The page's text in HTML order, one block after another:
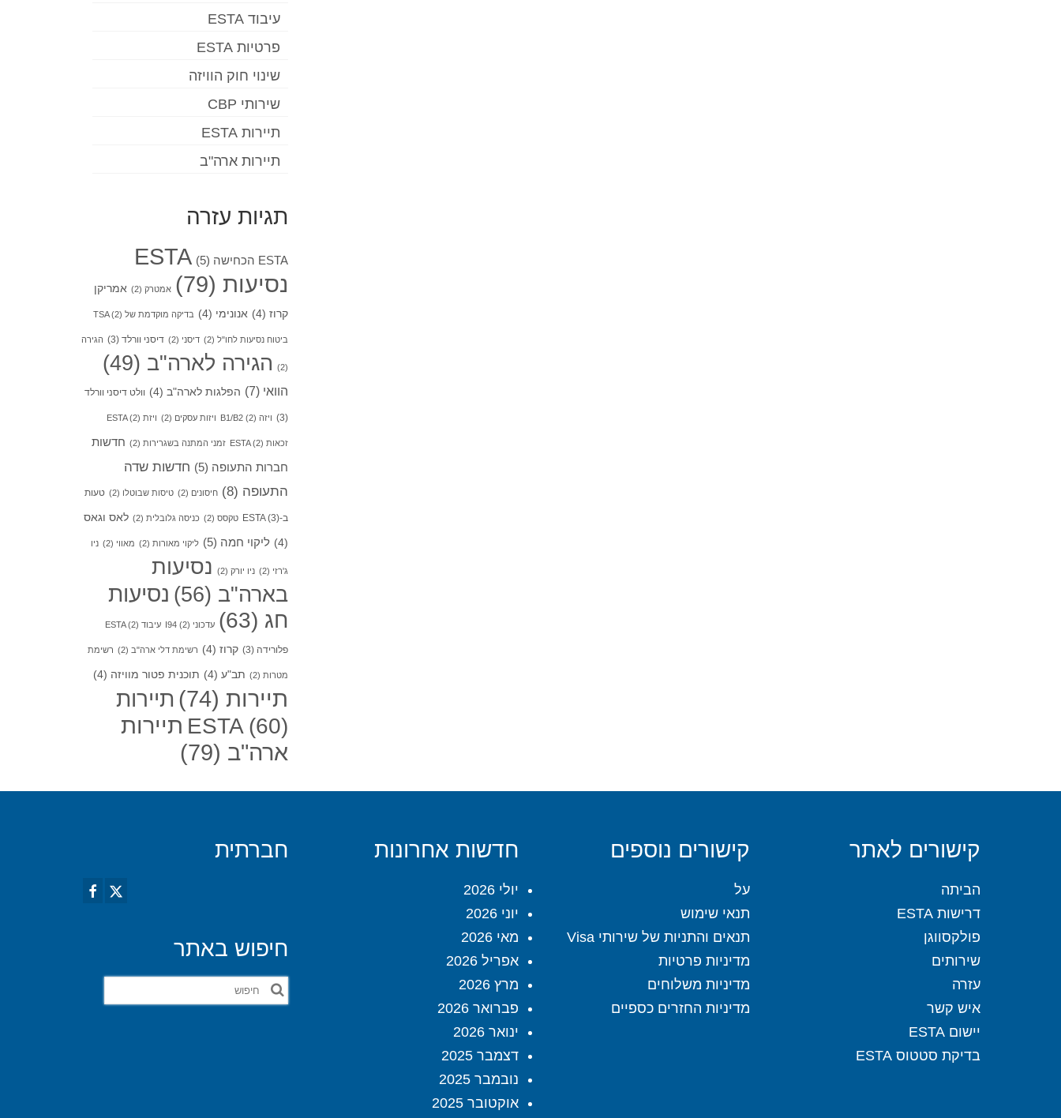
עיבוד ESTA
פרטיות ESTA
שינוי חוק הוויזה
שירותי CBP
תיירות ESTA
תיירות ארה"ב
תגיות עזרה
ESTA הכחישה (5)
ESTA
נסיעות (79) אמטרק (2) אמריקן
קרוז (4) אנונימי (4) בדיקה מוקדמת של TSA (2)
ביטוח נסיעות לחו"ל (2) דיסני (2) דיסני וורלד (3) הגירה
(2) הגירה לארה"ב (49)
הוואי (7) הפלגות לארה"ב (4) וולט דיסני וורלד
(3) ויזה B1/B2 (2) ויזות עסקים (2) ויזת ESTA (2)
זכאות ESTA (2) זמני המתנה בשגרירות (2)
חדשות
חברות התעופה (5)
חדשות שדה
התעופה (8) חיסונים (2) טיסות שבוטלו (2) טעות
ב-ESTA(3) טקסס (2) כניסה גלובלית (2) לאס וגאס
(4) ליקוי חמה (5) ליקוי מאורות (2) מאווי (2) ניו
ג'רזי (2) ניו יורק (2)
נסיעות
בארה"ב (56)
נסיעות
חג (63) עדכוני I94 (2) עיבוד ESTA (2)
פלורידה (3) קרוז (4) רשימת דלי ארה"ב (2) רשימת
מטרות (2) תב"ע (4) תוכנית פטור מוויזה (4)
תיירות (74)
תיירות
ESTA(60)
תיירות
ארה"ב (79)
קישורים לאתר
הביתה
דרישות ESTA
פולקסווגן
שירותים
עזרה
איש קשר
יישום ESTA
בדיקת סטטוס ESTA
קישורים נוספים
על
תנאי שימוש
תנאים והתניות של שירותי Visa
מדיניות פרטיות
מדיניות משלוחים
מדיניות החזרים כספיים
חדשות אחרונות
יולי 2026
יוני 2026
מאי 2026
אפריל 2026
מרץ 2026
פברואר 2026
ינואר 2026
דצמבר 2025
נובמבר 2025
אוקטובר 2025
חברתית
חיפוש באתר
חפש
את: